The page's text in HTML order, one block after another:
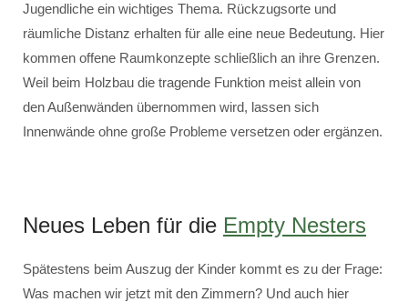
Jugendliche ein wichtiges Thema. Rückzugsorte und
räumliche Distanz erhalten für alle eine neue Bedeutung. Hier
kommen offene Raumkonzepte schließlich an ihre Grenzen.
Weil beim Holzbau die tragende Funktion meist allein von
den Außenwänden übernommen wird, lassen sich
Innenwände ohne große Probleme versetzen oder ergänzen.
Neues Leben für die Empty Nesters
Spätestens beim Auszug der Kinder kommt es zu der Frage:
Was machen wir jetzt mit den Zimmern? Und auch hier